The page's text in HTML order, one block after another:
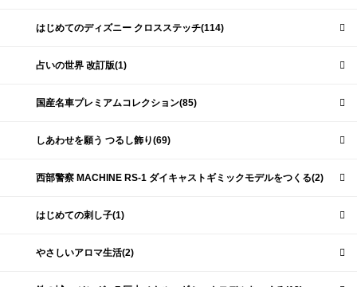
はじめてのディズニー クロスステッチ(114)
占いの世界 改訂版(1)
国産名車プレミアムコレクション(85)
しあわせを願う つるし飾り(69)
西部警察 MACHINE RS-1 ダイキャストギミックモデルをつくる(2)
はじめての刺し子(1)
やさしいアロマ生活(2)